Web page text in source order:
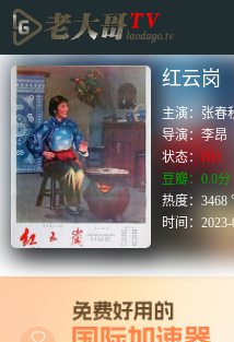
红云岗
主演： 张春
导演：李昂
状态：HD
豆瓣：0.0分
热度：
时间：